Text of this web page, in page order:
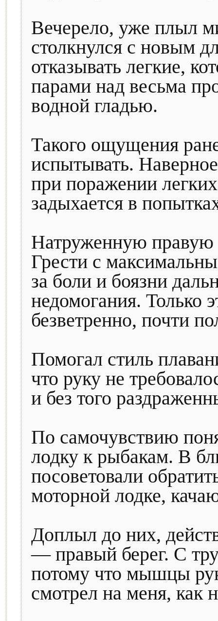
Вечерело, уже плыл
столкнулся с новым
отказывать легкие,
парами над весьма
водной гладью.
Такого ощущения
испытывать.
при поражении
задыхается в
Натруженную правую
Грести с
за боли и боязни
недомогания.
безветренно, почти
Помогал стиль
что руку не
и без того
По самочувствию
лодку к рыбакам. В
посоветовали
моторной лодке,
Доплыл до них,
— правый берег. С
потому что мышцы
смотрел на меня, как